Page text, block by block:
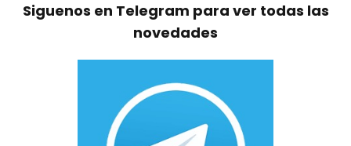
Siguenos en Telegram para ver todas las
novedades